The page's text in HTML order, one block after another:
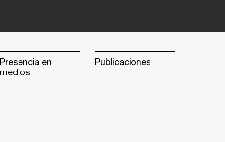
Presencia en
medios
Publicaciones